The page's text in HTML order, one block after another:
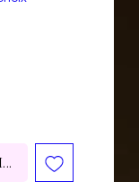
est disponible